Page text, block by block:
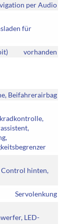
per Audio
für
vorhanden
Beifahrerairbag
Control hinten,
Servolenkung
LED-